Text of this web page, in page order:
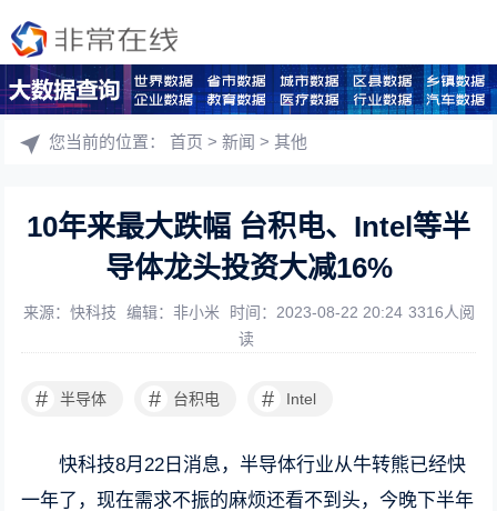
您当前的位置：首页 >新闻 >其他
10年来最大跌幅 台积电、Intel等半
导体龙头投资大减16%
来源：快科技 编辑：非小米 时间：2023-08-22 20:24 3316人阅
读
# 半导体 # 台积电 # Intel
快科技8月22日消息，半导体行业从牛转熊已经快
一年了，现在需求不振的麻烦还看不到头，今晚下半年